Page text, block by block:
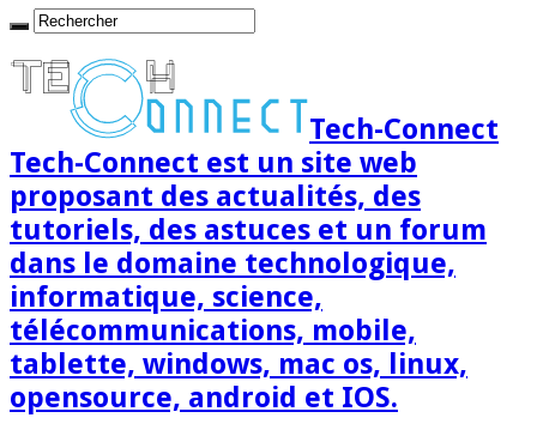
Tech-Connect
Tech-Connect est un site web
proposant des actualités, des
tutoriels, des astuces et un forum
dans le domaine technologique,
informatique, science,
télécommunications, mobile,
tablette, windows, mac os, linux,
opensource, android et IOS.